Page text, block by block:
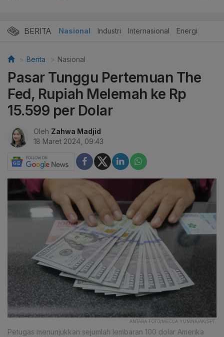
BERITA Nasional Industri Internasional Energi
Berita Nasional
Pasar Tunggu Pertemuan The
Fed, Rupiah Melemah ke Rp
15.599 per Dolar
Oleh Zahwa Madjid
18 Maret 2024, 09:43
ANTARA FOTO/MECCA YUMNA/AK/SPT.
Petugas menunjukkan sejumlah lembaran 100 dolar Amerika